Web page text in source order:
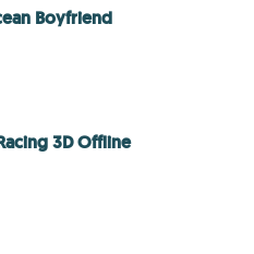
Boyfriend
3D Offline